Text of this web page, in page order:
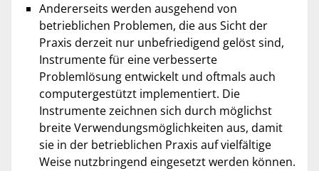
Andererseits werden ausgehend von
betrieblichen Problemen, die aus Sicht der
Praxis derzeit nur unbefriedigend gelöst sind,
Instrumente für eine verbesserte
Problemlösung entwickelt und oftmals auch
computergestützt implementiert. Die
Instrumente zeichnen sich durch möglichst
breite Verwendungsmöglichkeiten aus, damit
sie in der betrieblichen Praxis auf vielfältige
Weise nutzbringend eingesetzt werden können.